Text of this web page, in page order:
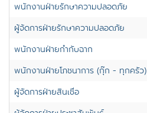
พนักงานฝ่ายรักษาความปลอดภัย
ผู้จ้ดการฝ่ายรักษาความปลอดภัย
พนักงานฝ่ายกำกับฉาก
พนักงานฝ่ายโภชนาการ (กุ๊ก - ทุกครัว)
ผู้จัดการฝ่ายสินเชื่อ